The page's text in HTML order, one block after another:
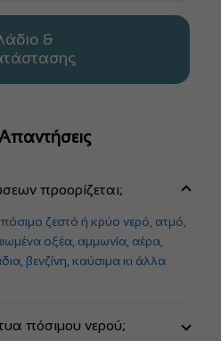
&
προορίζεται;
ζεστό ή κρύο νερό, ατμό,
οξέα, αμμωνία, αέρα,
βενζίνη, καύσιμα κι άλλα
πόσιμου νερού;